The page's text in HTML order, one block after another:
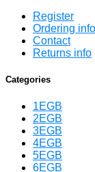
Register
Ordering info
Contact
Returns info
Categories
1EGB
2EGB
3EGB
4EGB
5EGB
6EGB